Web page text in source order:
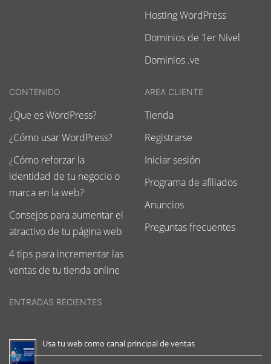
Hosting WordPress
Dominios de 1er Nivel
Dominios .ve
CONTENIDO
¿Que es WordPress?
¿Cómo usar WordPress?
¿Cómo reforzar la
identidad de tu negocio o
marca en la web?
Consejos para aumentar el
atractivo de tu página web
4 tips para incrementar las
ventas de tu tienda online
AREA CLIENTE
Tienda
Registrarse
Iniciar sesión
Programa de afiliados
Anuncios
Preguntas frecuentes
ENTRADAS RECIENTES
Usa tu web como canal principal de ventas